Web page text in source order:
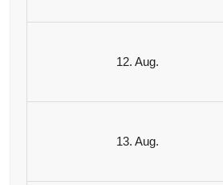
12. Aug.
13. Aug.